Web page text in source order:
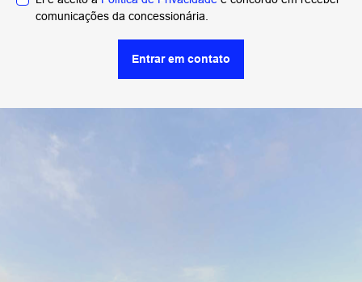
comunicações da concessionária.
Entrar em contato